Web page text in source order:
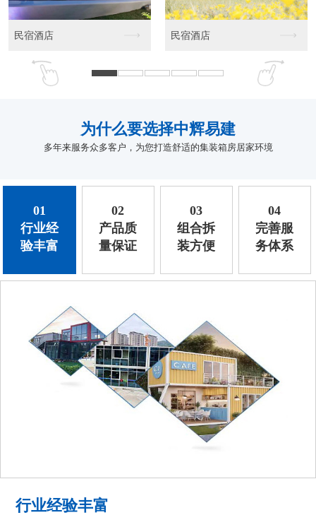
商业店铺 商业店铺
为什么要选择中辉易建
多年来服务众多客户，为您打造舒适的集装箱房居家环境
01
行业经
验丰富
02
产品质
量保证
03
组合拆
装方便
04
完善服
务体系
行业经验丰富